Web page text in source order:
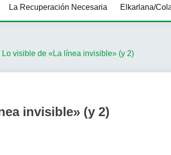
La Recuperación Necesaria Elkarlana/
Lo visible de «La línea invisible» (y 2)
invisible» (y 2)